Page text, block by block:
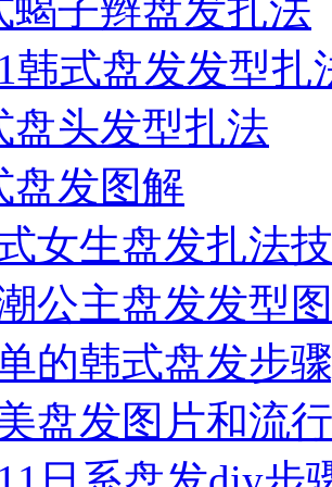
蝎子辫盘发扎法
韩式盘发发型扎
盘头发型扎法
盘发图解
女生盘发扎法
公主盘发发型
的韩式盘发步
盘发图片和流